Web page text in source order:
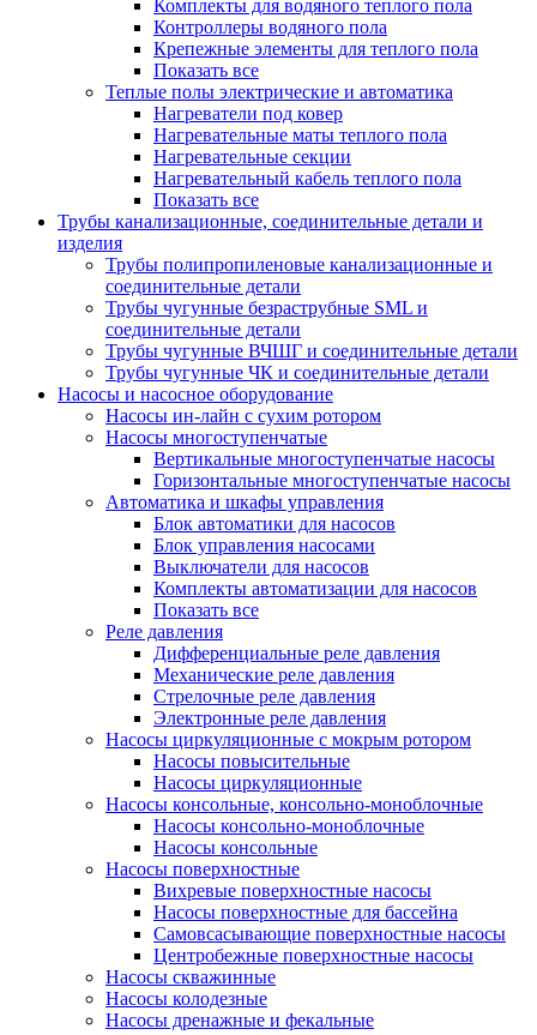
Комплекты для водяного теплого пола
Контроллеры водяного пола
Крепежные элементы для теплого пола
Показать все
Теплые полы электрические и автоматика
Нагреватели под ковер
Нагревательные маты теплого пола
Нагревательные секции
Нагревательный кабель теплого пола
Показать все
Трубы канализационные, соединительные детали и
изделия
Трубы полипропиленовые канализационные и
соединительные детали
Трубы чугунные безраструбные SML и
соединительные детали
Трубы чугунные ВЧШГ и соединительные детали
Трубы чугунные ЧК и соединительные детали
Насосы и насосное оборудование
Насосы ин-лайн с сухим ротором
Насосы многоступенчатые
Вертикальные многоступенчатые насосы
Горизонтальные многоступенчатые насосы
Автоматика и шкафы управления
Блок автоматики для насосов
Блок управления насосами
Выключатели для насосов
Комплекты автоматизации для насосов
Показать все
Реле давления
Дифференциальные реле давления
Механические реле давления
Стрелочные реле давления
Электронные реле давления
Насосы циркуляционные с мокрым ротором
Насосы повысительные
Насосы циркуляционные
Насосы консольные, консольно-моноблочные
Насосы консольно-моноблочные
Насосы консольные
Насосы поверхностные
Вихревые поверхностные насосы
Насосы поверхностные для бассейна
Самовсасывающие поверхностные насосы
Центробежные поверхностные насосы
Насосы скважинные
Насосы колодезные
Насосы дренажные и фекальные